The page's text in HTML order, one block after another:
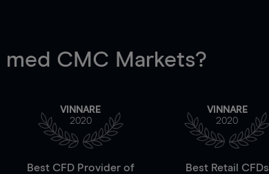
med CMC Markets?
VINNARE
2020
Best CFD Provider of
VINNARE
2020
Best Retail CFDs